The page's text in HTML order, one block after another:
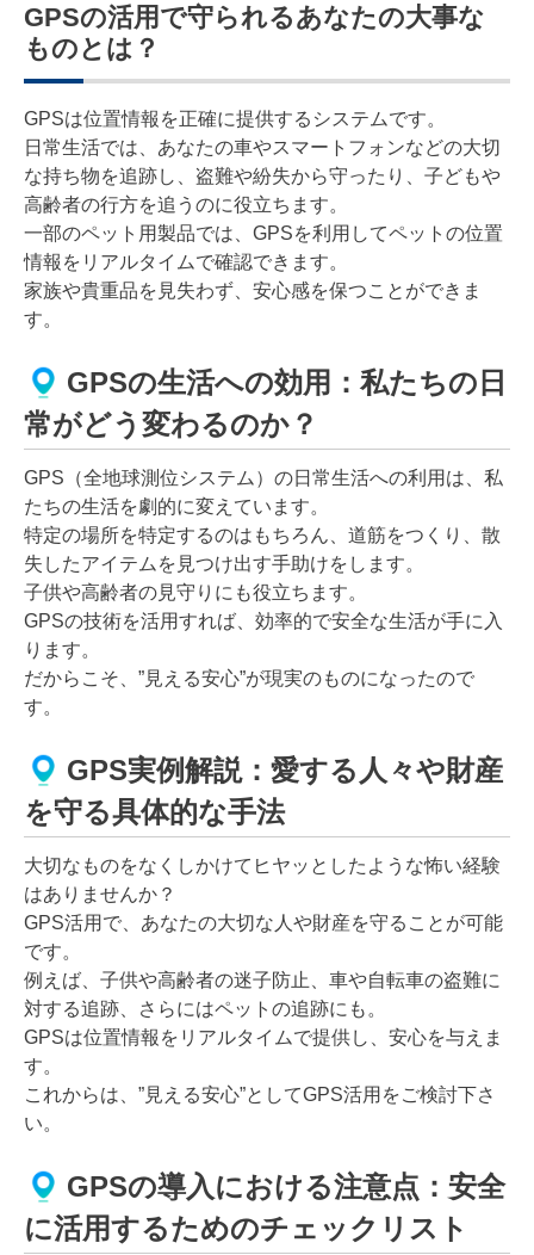
GPSの活用で守られるあなたの大事な
ものとは？
GPSは位置情報を正確に提供するシステムです。
日常生活では、あなたの車やスマートフォンなどの大切
な持ち物を追跡し、盗難や紛失から守ったり、子どもや
高齢者の行方を追うのに役立ちます。
一部のペット用製品では、GPSを利用してペットの位置
情報をリアルタイムで確認できます。
家族や貴重品を見失わず、安心感を保つことができま
す。
GPSの生活への効用：私たちの日
常がどう変わるのか？
GPS（全地球測位システム）の日常生活への利用は、私
たちの生活を劇的に変えています。
特定の場所を特定するのはもちろん、道筋をつくり、散
失したアイテムを見つけ出す手助けをします。
子供や高齢者の見守りにも役立ちます。
GPSの技術を活用すれば、効率的で安全な生活が手に入
ります。
だからこそ、”見える安心”が現実のものになったので
す。
GPS実例解説：愛する人々や財産
を守る具体的な手法
大切なものをなくしかけてヒヤッとしたような怖い経験
はありませんか？
GPS活用で、あなたの大切な人や財産を守ることが可能
です。
例えば、子供や高齢者の迷子防止、車や自転車の盗難に
対する追跡、さらにはペットの追跡にも。
GPSは位置情報をリアルタイムで提供し、安心を与えま
す。
これからは、”見える安心”としてGPS活用をご検討下さ
い。
GPSの導入における注意点：安全
に活用するためのチェックリスト